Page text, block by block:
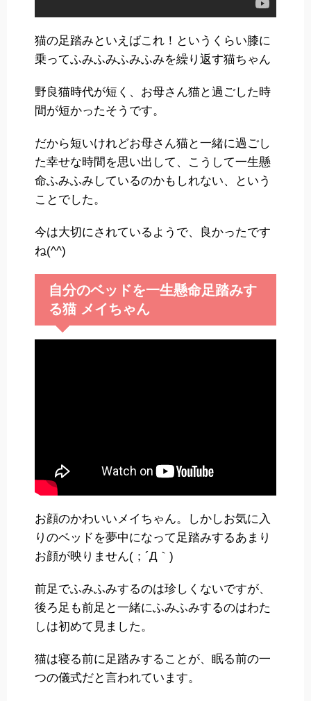
猫の足踏みといえばこれ！というくらい膝に
乗ってふみふみふみふみを繰り返す猫ちゃん
野良猫時代が短く、お母さん猫と過ごした時
間が短かったそうです。
だから短いけれどお母さん猫と一緒に過ごし
た幸せな時間を思い出して、こうして一生懸
命ふみふみしているのかもしれない、という
ことでした。
今は大切にされているようで、良かったです
ね(^^)
自分のベッドを一生懸命足踏みす
る猫 メイちゃん
お顔のかわいいメイちゃん。しかしお気に入
りのベッドを夢中になって足踏みするあまり
お顔が映りません(；´Д｀)
前足でふみふみするのは珍しくないですが、
後ろ足も前足と一緒にふみふみするのはわた
しは初めて見ました。
猫は寝る前に足踏みすることが、眠る前の一
つの儀式だと言われています。